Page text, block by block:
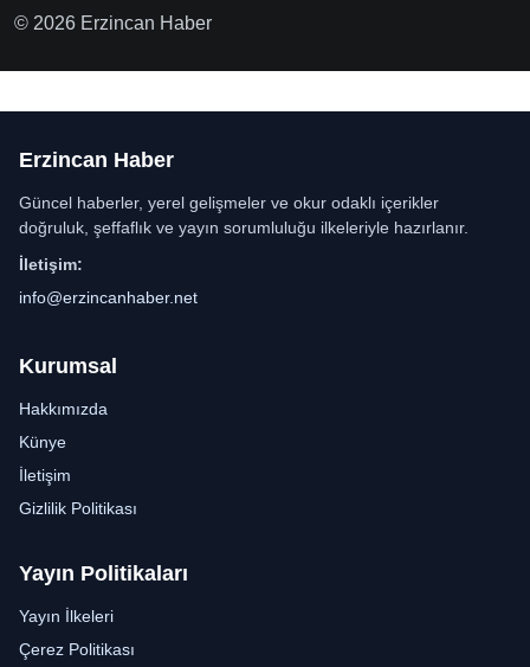
© 2026 Erzincan Haber
Erzincan Haber
Güncel haberler, yerel gelişmeler ve okur odaklı içerikler
doğruluk, şeffaflık ve yayın sorumluluğu ilkeleriyle hazırlanır.
İletişim:
info@erzincanhaber.net
Kurumsal
Hakkımızda
Künye
İletişim
Gizlilik Politikası
Yayın Politikaları
Yayın İlkeleri
Çerez Politikası